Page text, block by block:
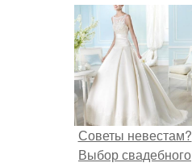
Советы невестам?
Выбор свадебного